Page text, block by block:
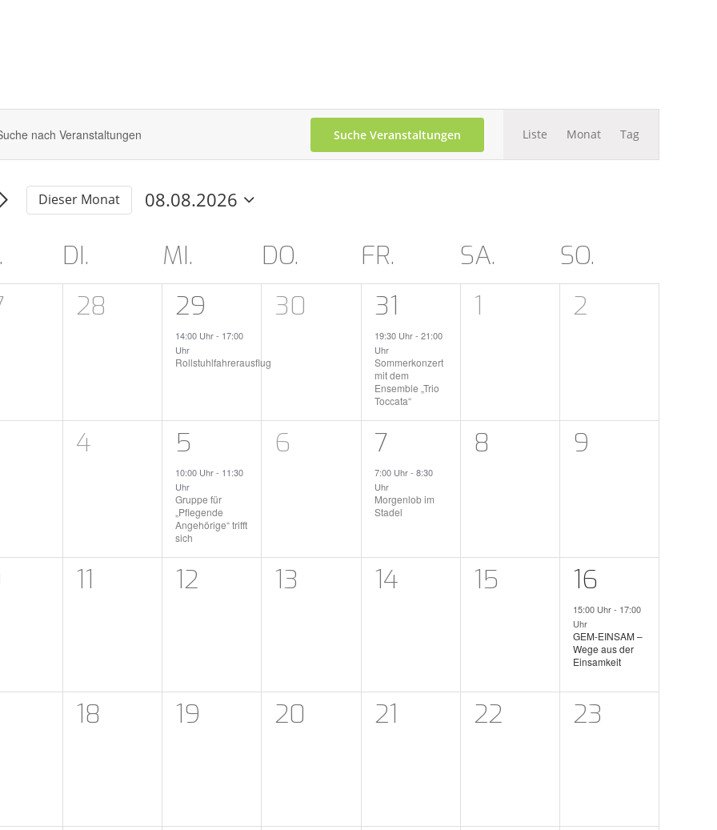
Suche Veranstaltungen
Ansichten-
Liste Monat Tag
Dieser Monat
08.08.2026
DI. MI. DO. FR. SA.
SO.
0
Veranstaltungen,
28
1
Veranstaltung,
29
14:00 Uhr- 17:00
Uhr
Rollstuhlfahrerausflug
0
Veranstaltungen,
30
1
Veranstaltung,
31
19:30 Uhr- 21:00
Uhr
Sommerkonzert
mit dem
Ensemble „Trio
Toccata“
0
1
0
2
0
Veranstaltungen,
4
1
Veranstaltung,
5
10:00 Uhr- 11:30
Uhr
Gruppe für
„Pflegende
Angehörige“ trifft
sich
0
Veranstaltungen,
6
1
Veranstaltung,
7
7:00 Uhr- 8:30
Uhr
Morgenlob im
Stadel
0
8
0
9
0
11
0
12
0
13
0
14
0
Veranstaltungen,
15
1
16
15:00 Uhr- 17:00
Uhr
GEM-EINSAM –
Wege aus der
Einsamkeit
0
18
0
19
0
20
0
21
0
22
0
23